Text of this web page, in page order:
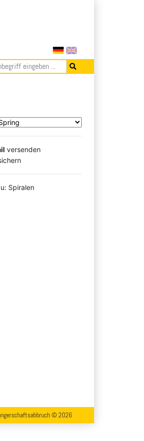
versenden
Spiralen
© 2026